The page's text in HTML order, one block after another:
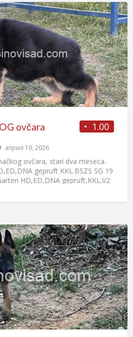
1.00
ovčara
април 10, 2026
ovčara, stari dva meseca.
gepruft KKL.BSZS SG 19
HD,ED,DNA gepruft,KKL.V2